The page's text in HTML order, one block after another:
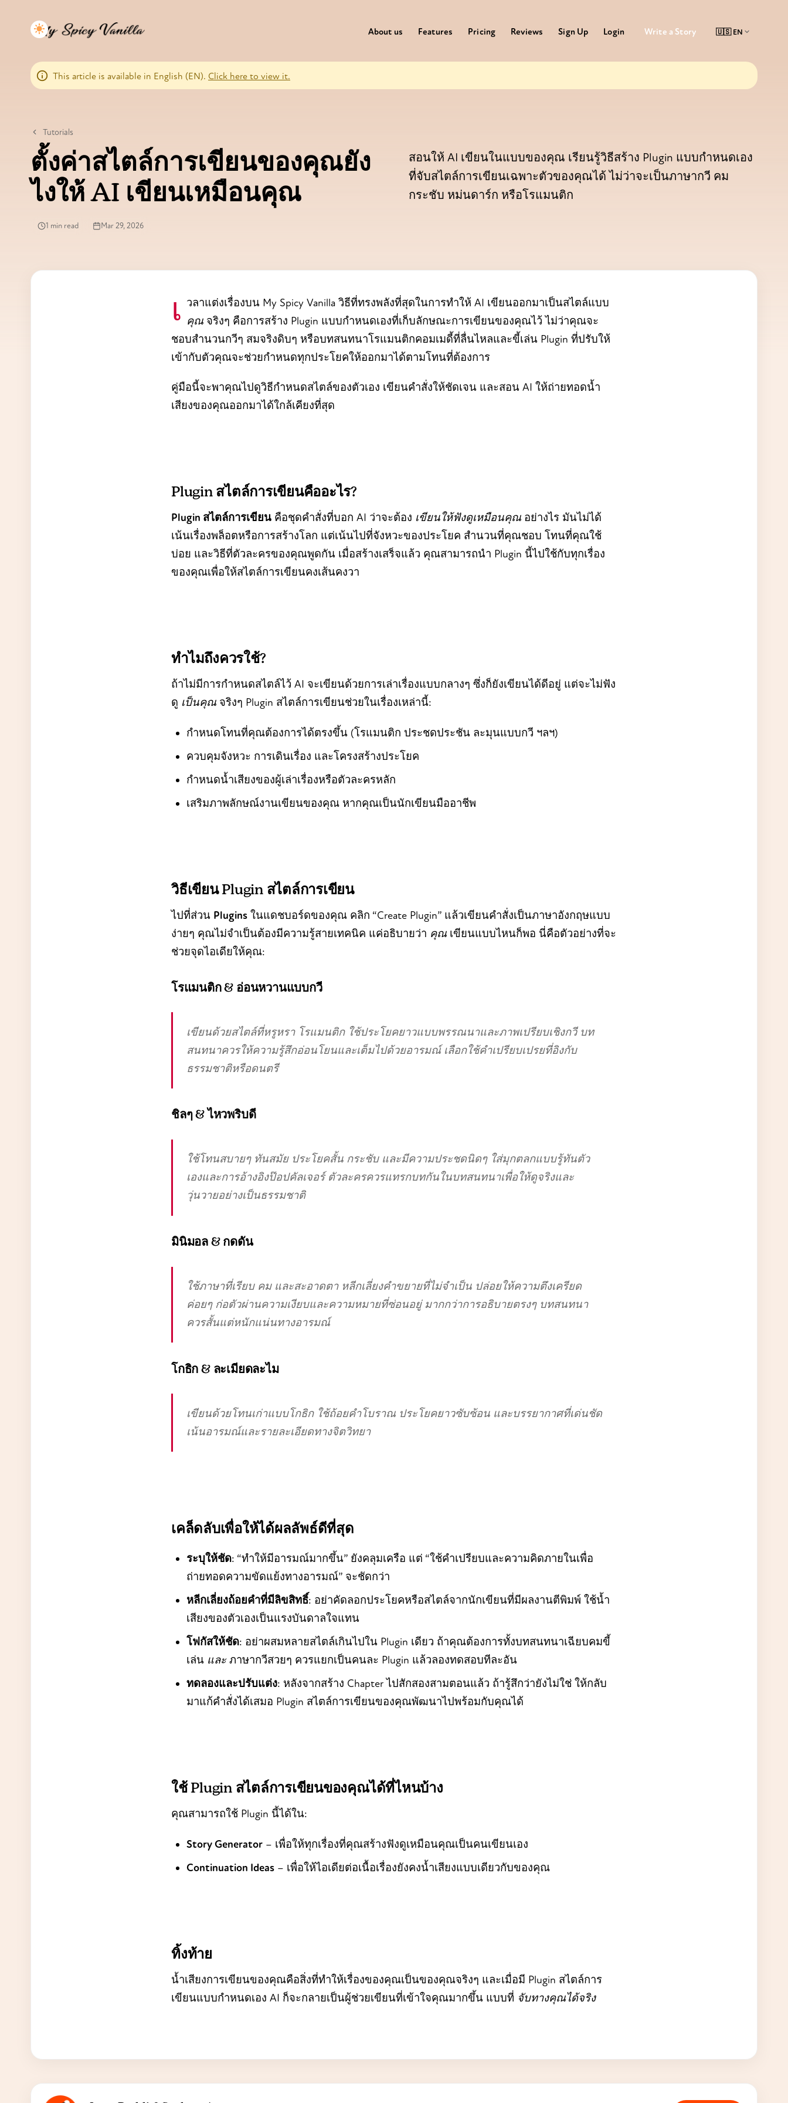
About us Features Pricing Reviews Sign Up Login Write a Story
This article is available in English (EN). Click here to view it.
Tutorials
ตั้งค่าสไตล์การเขียนของคุณยัง
ไงให้ AI เขียนเหมือนคุณ
1 min read Mar 29, 2026
สอนให้ AI เขียนในแบบของคุณ เรียนรู้วิธีสร้าง Plugin แบบกำหนดเอง
ที่จับสไตล์การเขียนเฉพาะตัวของคุณได้ ไม่ว่าจะเป็นภาษากวี คม
กระชับ หม่นดาร์ก หรือโรแมนติก
เวลาแต่งเรื่องบน My Spicy Vanilla วิธีที่ทรงพลังที่สุดในการทำให้ AI เขียนออกมาเป็นสไตล์แบบ
คุณจริงๆ คือการสร้าง Plugin แบบกำหนดเองที่เก็บลักษณะการเขียนของคุณไว้ ไม่ว่าคุณจะ
ชอบสำนวนกวีๆ สมจริงดิบๆ หรือบทสนทนาโรแมนติกคอมเมดี้ที่ลื่นไหลและขี้เล่น Plugin ที่ปรับให้
เข้ากับตัวคุณจะช่วยกำหนดทุกประโยคให้ออกมาได้ตามโทนที่ต้องการ
คู่มือนี้จะพาคุณไปดูวิธีกำหนดสไตล์ของตัวเอง เขียนคำสั่งให้ชัดเจน และสอน AI ให้ถ่ายทอดน้ำ
เสียงของคุณออกมาได้ใกล้เคียงที่สุด
Plugin สไตล์การเขียนคืออะไร?
Plugin สไตล์การเขียน คือชุดคำสั่งที่บอก AI ว่าจะต้อง เขียนให้ฟังดูเหมือนคุณ อย่างไร มันไม่ได้
เน้นเรื่องพล็อตหรือการสร้างโลก แต่เน้นไปที่จังหวะของประโยค สำนวนที่คุณชอบ โทนที่คุณใช้
บ่อย และวิธีที่ตัวละครของคุณพูดกัน เมื่อสร้างเสร็จแล้ว คุณสามารถนำ Plugin นี้ไปใช้กับทุกเรื่อง
ของคุณเพื่อให้สไตล์การเขียนคงเส้นคงวา
ทำไมถึงควรใช้?
ถ้าไม่มีการกำหนดสไตล์ไว้ AI จะเขียนด้วยการเล่าเรื่องแบบกลางๆ ซึ่งก็ยังเขียนได้ดีอยู่ แต่จะไม่ฟัง
ดู เป็นคุณ จริงๆ Plugin สไตล์การเขียนช่วยในเรื่องเหล่านี้:
กำหนดโทนที่คุณต้องการได้ตรงขึ้น (โรแมนติก ประชดประชัน ละมุนแบบกวี ฯลฯ)
ควบคุมจังหวะ การเดินเรื่อง และโครงสร้างประโยค
กำหนดน้ำเสียงของผู้เล่าเรื่องหรือตัวละครหลัก
เสริมภาพลักษณ์งานเขียนของคุณ หากคุณเป็นนักเขียนมืออาชีพ
วิธีเขียน Plugin สไตล์การเขียน
ไปที่ส่วน Plugins ในแดชบอร์ดของคุณ คลิก “Create Plugin” แล้วเขียนคำสั่งเป็นภาษาอังกฤษแบบ
ง่ายๆ คุณไม่จำเป็นต้องมีความรู้สายเทคนิค แค่อธิบายว่า คุณ เขียนแบบไหนก็พอ นี่คือตัวอย่างที่จะ
ช่วยจุดไอเดียให้คุณ:
โรแมนติก & อ่อนหวานแบบกวี
เขียนด้วยสไตล์ที่หรูหรา โรแมนติก ใช้ประโยคยาวแบบพรรณนาและภาพเปรียบเชิงกวี บท
สนทนาควรให้ความรู้สึกอ่อนโยนและเต็มไปด้วยอารมณ์ เลือกใช้คำเปรียบเปรยที่อิงกับ
ธรรมชาติหรือดนตรี
ชิลๆ & ไหวพริบดี
ใช้โทนสบายๆ ทันสมัย ประโยคสั้น กระชับ และมีความประชดนิดๆ ใส่มุกตลกแบบรู้ทันตัว
เองและการอ้างอิงป๊อปคัลเจอร์ ตัวละครควรแทรกบทกันในบทสนทนาเพื่อให้ดูจริงและ
วุ่นวายอย่างเป็นธรรมชาติ
มินิมอล & กดดัน
ใช้ภาษาที่เรียบ คม และสะอาดตา หลีกเลี่ยงคำขยายที่ไม่จำเป็น ปล่อยให้ความตึงเครียด
ค่อยๆ ก่อตัวผ่านความเงียบและความหมายที่ซ่อนอยู่ มากกว่าการอธิบายตรงๆ บทสนทนา
ควรสั้นแต่หนักแน่นทางอารมณ์
โกธิก & ละเมียดละไม
เขียนด้วยโทนเก่าแบบโกธิก ใช้ถ้อยคำโบราณ ประโยคยาวซับซ้อน และบรรยากาศที่เด่นชัด
เน้นอารมณ์และรายละเอียดทางจิตวิทยา
เคล็ดลับเพื่อให้ได้ผลลัพธ์ดีที่สุด
ระบุให้ชัด: “ทำให้มีอารมณ์มากขึ้น” ยังคลุมเครือ แต่ “ใช้คำเปรียบและความคิดภายในเพื่อ
ถ่ายทอดความขัดแย้งทางอารมณ์” จะชัดกว่า
หลีกเลี่ยงถ้อยคำที่มีลิขสิทธิ์: อย่าคัดลอกประโยคหรือสไตล์จากนักเขียนที่มีผลงานตีพิมพ์ ใช้น้ำ
เสียงของตัวเองเป็นแรงบันดาลใจแทน
โฟกัสให้ชัด: อย่าผสมหลายสไตล์เกินไปใน Plugin เดียว ถ้าคุณต้องการทั้งบทสนทนาเฉียบคมขี้
เล่น และภาษากวีสวยๆ ควรแยกเป็นคนละ Plugin แล้วลองทดสอบทีละอัน
ทดลองและปรับแต่ง: หลังจากสร้าง Chapter ไปสักสองสามตอนแล้ว ถ้ารู้สึกว่ายังไม่ใช่ ให้กลับ
มาแก้คำสั่งได้เสมอ Plugin สไตล์การเขียนของคุณพัฒนาไปพร้อมกับคุณได้
ใช้ Plugin สไตล์การเขียนของคุณได้ที่ไหนบ้าง
คุณสามารถใช้ Plugin นี้ได้ใน:
Story Generator– เพื่อให้ทุกเรื่องที่คุณสร้างฟังดูเหมือนคุณเป็นคนเขียนเอง
Continuation Ideas– เพื่อให้ไอเดียต่อเนื้อเรื่องยังคงน้ำเสียงแบบเดียวกับของคุณ
ทิ้งท้าย
น้ำเสียงการเขียนของคุณคือสิ่งที่ทำให้เรื่องของคุณเป็นของคุณจริงๆ และเมื่อมี Plugin สไตล์การ
เขียนแบบกำหนดเอง AI ก็จะกลายเป็นผู้ช่วยเขียนที่เข้าใจคุณมากขึ้น แบบที่ จับทางคุณได้จริง